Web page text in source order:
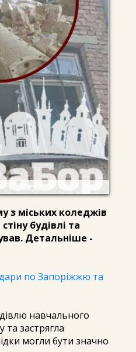
з міських коледжів
будівлі та
Детальніше -
по Запоріжжю та
навчального
та застрягла
могли бути значно